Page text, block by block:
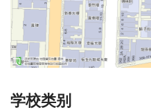
学校类别